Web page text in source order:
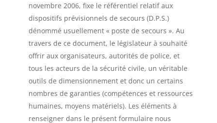
novembre 2006, fixe le référentiel relatif aux
dispositifs prévisionnels de secours (D.P.S.)
dénommé usuellement « poste de secours ». Au
travers de ce document, le législateur à souhaité
offrir aux organisateurs, autorités de police, et
tous les acteurs de la sécurité civile, un véritable
outils de dimensionnement et donc un certains
nombres de garanties (compétences et ressources
humaines, moyens matériels). Les éléments à
renseigner dans le présent formulaire nous